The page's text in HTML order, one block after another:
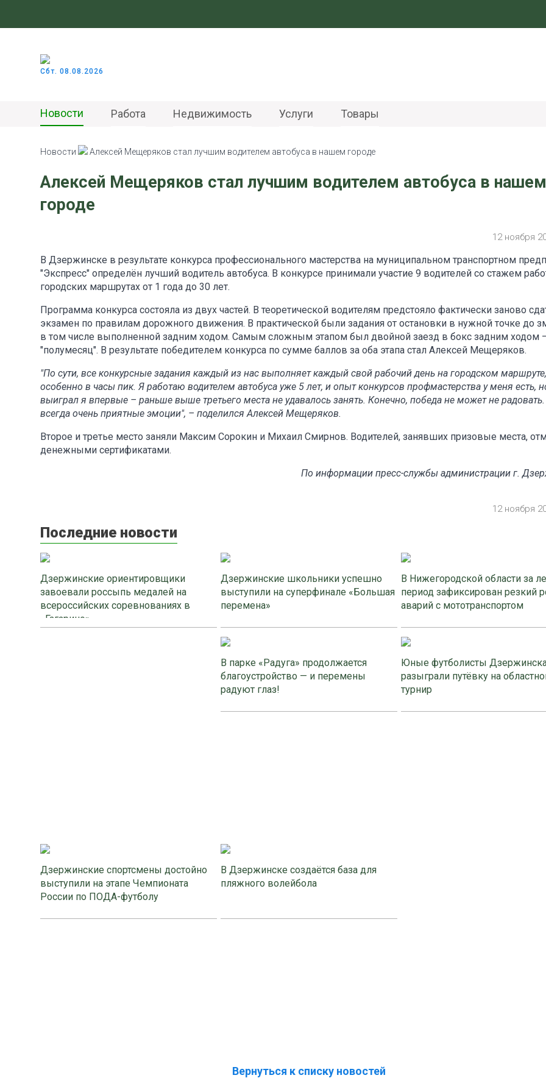
Сбт. 08.08.2026
Новости Работа Недвижимость Услуги Товары
Новости Алексей Мещеряков стал лучшим водителем автобуса в нашем городе
Алексей Мещеряков стал лучшим водителем автобуса в нашем
городе
12 ноября
В Дзержинске в результате конкурса профессионального мастерства на муниципальном транспортном
"Экспресс" определён лучший водитель автобуса. В конкурсе принимали участие 9 водителей со стажем
городских маршрутах от 1 года до 30 лет.
Программа конкурса состояла из двух частей. В теоретической водителям предстояло фактически заново
экзамен по правилам дорожного движения. В практической были задания от остановки в нужной точке до
в том числе выполненной задним ходом. Самым сложным этапом был двойной заезд в бокс задним ходом
"полумесяц". В результате победителем конкурса по сумме баллов за оба этапа стал Алексей Мещеряков.
"По сути, все конкурсные задания каждый из нас выполняет каждый свой рабочий день на городском маршруте,
особенно в часы пик. Я работаю водителем автобуса уже 5 лет, и опыт конкурсов профмастерства у меня есть,
выиграл я впервые – раньше выше третьего места не удавалось занять. Конечно, победа не может не
всегда очень приятные эмоции", – поделился Алексей Мещеряков.
Второе и третье место заняли Максим Сорокин и Михаил Смирнов. Водителей, занявших призовые места,
денежными сертификатами.
По информации пресс-службы администрации г.
12 ноября
Последние новости
Дзержинские ориентировщики
завоевали россыпь медалей на
всероссийских соревнованиях в
«Гагарино»
Дзержинские школьники успешно
выступили на суперфинале «Большая
перемена»
В Нижегородской области за
период зафиксирован резкий
аварий с мототранспортом
В парке «Радуга» продолжается
благоустройство — и перемены
радуют глаз!
Юные футболисты
разыграли путёвку на
турнир
Дзержинские спортсмены достойно
выступили на этапе Чемпионата
России по ПОДА-футболу
В Дзержинске создаётся база для
пляжного волейбола
Вернуться к списку новостей